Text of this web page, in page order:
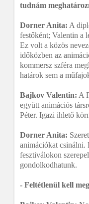
tudnám
Dorner Anita: A
festőként; Valentin a
Ez volt a közös
időközben az
kommersz szféra
határok sem a
Bajkov Valentin: A
együtt animációs
Péter. Igazi ihlető
Dorner Anita:
animációkat csinálni.
fesztiválokon
gondolkodhatunk.
- Feltétlenül kell